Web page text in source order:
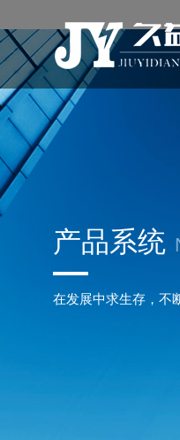
产品系统
在发展中求生存，不